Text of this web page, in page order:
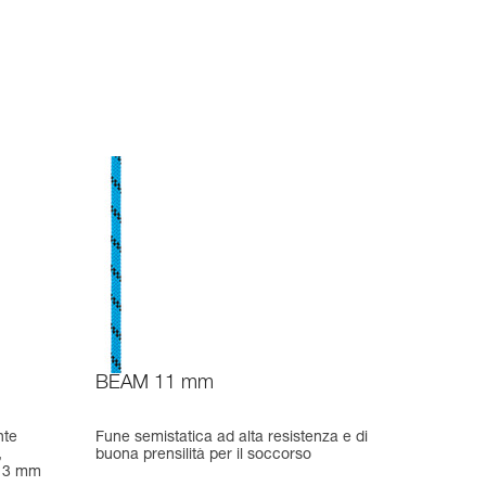
mm
BEAM 11 mm
Fune semistatica ad alta resistenza e di
buona prensilità per il soccorso